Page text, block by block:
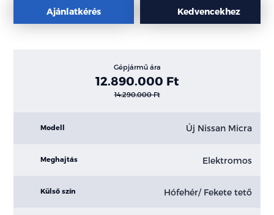
Ajánlatkérés Kedvencekhez
Gépjármű ára
12.890.000 Ft
14.290.000 Ft
Modell Új Nissan Micra
Meghajtás Elektromos
Külső szín Hófehér/ Fekete tető